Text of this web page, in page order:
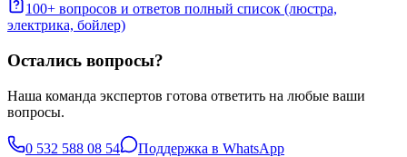
100+ вопросов и ответов полный список (люстра,
электрика, бойлер)
Остались вопросы?
Наша команда экспертов готова ответить на любые ваши
вопросы.
0 532 588 08 54 Поддержка в WhatsApp